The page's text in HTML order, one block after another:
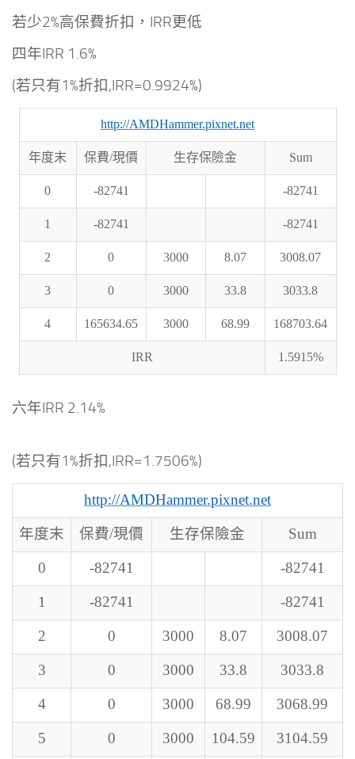
若少2%高保費折扣，IRR更低
四年IRR 1.6%
(若只有1%折扣,IRR=0.9924%)
http://AMDHammer.pixnet.net
年度末 保費/現價 生存保險金 Sum
0 -82741 -82741
1 -82741 -82741
2 0 3000 8.07 3008.07
3 0 3000 33.8 3033.8
4 165634.65 3000 68.99 168703.64
IRR 1.5915%
六年IRR 2.14%
(若只有1%折扣,IRR=1.7506%)
http://AMDHammer.pixnet.net
年度末 保費/現價 生存保險金 Sum
0 -82741 -82741
1 -82741 -82741
2 0 3000 8.07 3008.07
3 0 3000 33.8 3033.8
4 0 3000 68.99 3068.99
5 0 3000 104.59 3104.59